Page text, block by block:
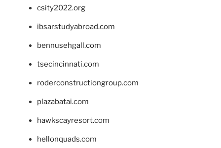
csity2022.org
ibsarstudyabroad.com
bennusehgall.com
tsecincinnati.com
roderconstructiongroup.com
plazabatai.com
hawkscayresort.com
hellonquads.com